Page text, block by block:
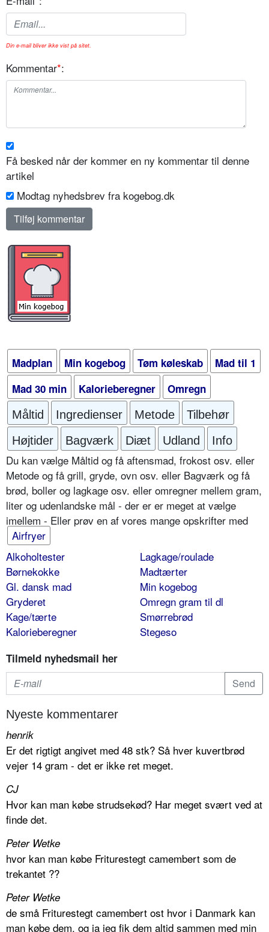
Din e-mail bliver ikke vist på sitet.
Kommentar*:
Få besked når der kommer en ny kommentar til denne
artikel
Modtag nyhedsbrev fra kogebog.dk
Madplan Min kogebog Tøm køleskab
Mad til 1
Mad 30 min
Kalorieberegner Omregn
Måltid Ingredienser Metode
Tilbehør
Højtider
Bagværk Diæt Udland Info
Du kan vælge Måltid og få aftensmad, frokost osv. eller
Metode og få grill, gryde, ovn osv. eller Bagværk og få
brød, boller og lagkage osv. eller omregner mellem gram,
liter og udenlandske mål - der er er meget at vælge
imellem - Eller prøv en af vores mange opskrifter med
Airfryer
Alkoholtester
Børnekokke
Gl. dansk mad
Gryderet
Kage/tærte
Kalorieberegner
Lagkage/roulade
Madtærter
Min kogebog
Omregn gram til dl
Smørrebrød
Stegeso
Tilmeld nyhedsmail her
Nyeste kommentarer
henrik
Er det rigtigt angivet med 48 stk? Så hver kuvertbrød
vejer 14 gram - det er ikke ret meget.
CJ
Hvor kan man købe strudsekød? Har meget svært ved at
finde det.
Peter Wetke
hvor kan man købe Friturestegt camembert som de
trekantet ??
Peter Wetke
de små Friturestegt camembert ost hvor i Danmark kan
man købe dem. og ja jeg fik dem altid sammen med min